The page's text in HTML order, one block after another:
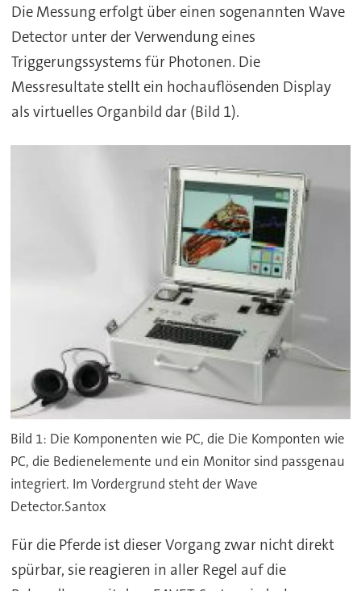
Die Messung erfolgt über einen sogenannten Wave
Detector unter der Verwendung eines
Triggerungssystems für Photonen. Die
Messresultate stellt ein hochauflösenden Display
als virtuelles Organbild dar (Bild 1).
Bild 1: Die Komponenten wie PC, die Die Komponten wie
PC, die Bedienelemente und ein Monitor sind passgenau
integriert. Im Vordergrund steht der Wave
Detector.Santox
Für die Pferde ist dieser Vorgang zwar nicht direkt
spürbar, sie reagieren in aller Regel auf die